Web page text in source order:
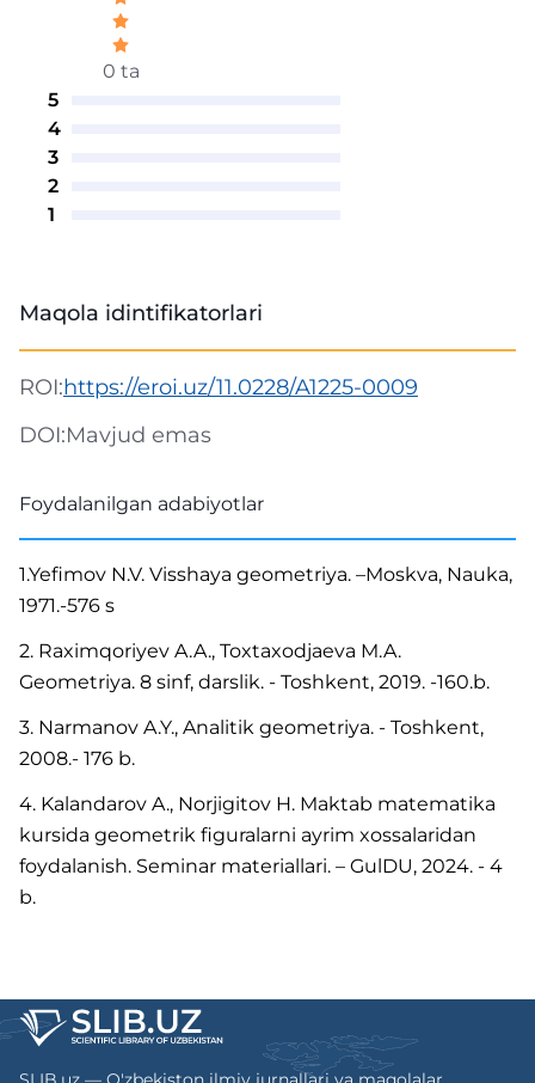
0 ta
5
4
3
2
1
Maqola idintifikatorlari
ROI:https://eroi.uz/11.0228/A1225-0009
DOI:Mavjud emas
Foydalanilgan adabiyotlar
1.Yefimov N.V. Visshaya geometriya. –Moskva, Nauka,
1971.-576 s
2. Raximqoriyev A.A., Toxtaxodjaeva M.A.
Geometriya. 8 sinf, darslik. - Toshkent, 2019. -160.b.
3. Narmanov A.Y., Analitik geometriya. - Toshkent,
2008.- 176 b.
4. Kalandarov A., Norjigitov H. Maktab matematika
kursida geometrik figuralarni ayrim xossalaridan
foydalanish. Seminar materiallari. – GulDU, 2024. - 4
b.